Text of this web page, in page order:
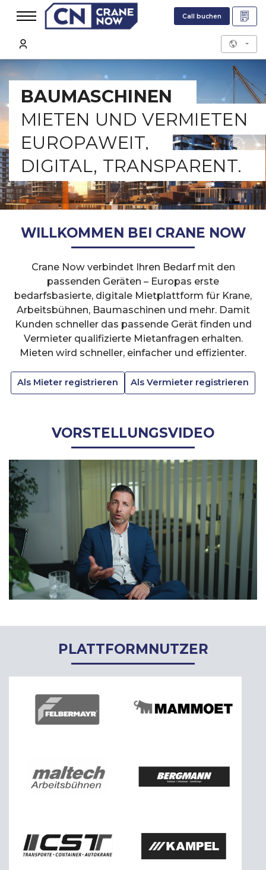
Call buchen
BAUMASCHINEN
MIETEN UND VERMIETEN
EUROPAWEIT,
DIGITAL, TRANSPARENT.
WILLKOMMEN BEI CRANE NOW
Crane Now verbindet Ihren Bedarf mit den
passenden Geräten – Europas erste
bedarfsbasierte, digitale Mietplattform für Krane,
Arbeitsbühnen, Baumaschinen und mehr. Damit
Kunden schneller das passende Gerät finden und
Vermieter qualifizierte Mietanfragen erhalten.
Mieten wird schneller, einfacher und effizienter.
Als Mieter registrieren Als Vermieter registrieren
VORSTELLUNGSVIDEO
PLATTFORMNUTZER